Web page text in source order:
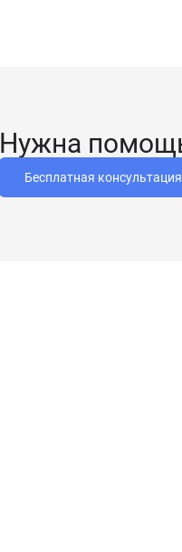
Нужна
Бесплатная консультация